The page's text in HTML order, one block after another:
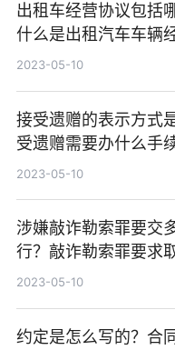
出租车经营协议包括
什么是出租汽车车辆
2023-05-10
接受遗赠的表示方式
受遗赠需要办什么手
2023-05-10
涉嫌敲诈勒索罪要交
行？敲诈勒索罪要求
吗？
2023-05-10
约定是怎么写的？合